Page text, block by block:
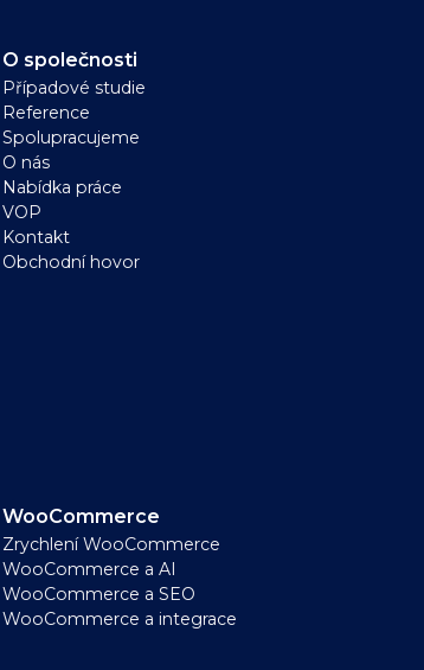
O společnosti
Případové studie
Reference
Spolupracujeme
O nás
Nabídka práce
VOP
Kontakt
Obchodní hovor
WooCommerce
Zrychlení WooCommerce
WooCommerce a AI
WooCommerce a SEO
WooCommerce a integrace